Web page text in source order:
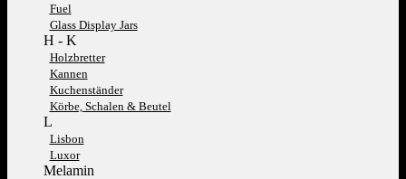
Fuel
Glass Display Jars
H - K
Holzbretter
Kannen
Kuchenständer
Körbe, Schalen & Beutel
L
Lisbon
Luxor
Melamin